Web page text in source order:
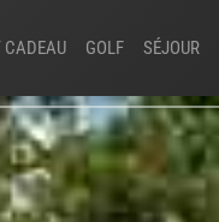
CADEAU GOLF SÉJOUR